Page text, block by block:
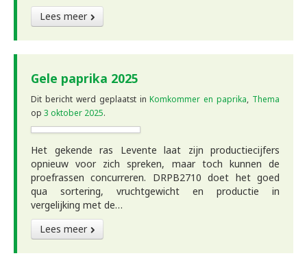
Lees meer
Gele paprika 2025
Dit bericht werd geplaatst inKomkommer en paprika, Thema
op 3 oktober 2025.
Het gekende ras Levente laat zijn productiecijfers
opnieuw voor zich spreken, maar toch kunnen de
proefrassen concurreren. DRPB2710 doet het goed
qua sortering, vruchtgewicht en productie in
vergelijking met de…
Lees meer